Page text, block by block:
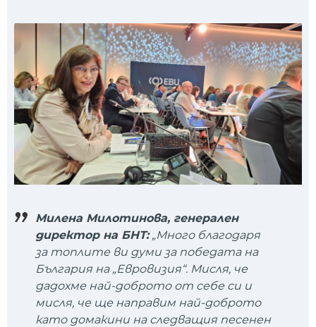
Милена Милотинова, генерален
директор на БНТ:„Много благодаря
за топлите ви думи за победата на
България на „Евровизия“. Мисля, че
дадохме най-доброто от себе си и
мисля, че ще направим най-доброто
като домакини на следващия песенен